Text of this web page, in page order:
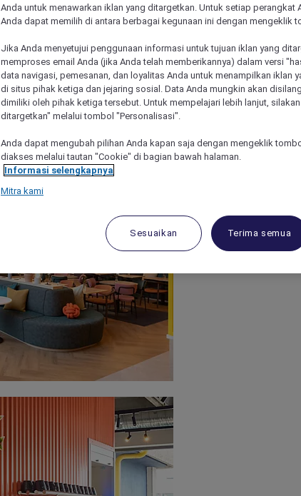
Anda untuk menawarkan iklan yang ditargetkan. Untuk setiap perangkat
Anda dapat memilih di antara berbagai kegunaan ini dengan mengeklik
Jika Anda menyetujui penggunaan informasi untuk tujuan iklan yang
memproses email Anda (jika Anda telah memberikannya) dalam versi
data navigasi, pemesanan, dan loyalitas Anda untuk menampilkan iklan
di situs pihak ketiga dan jejaring sosial. Data Anda mungkin akan
dimiliki oleh pihak ketiga tersebut. Untuk mempelajari lebih lanjut,
ditargetkan" melalui tombol "Personalisasi".
Anda dapat mengubah pilihan Anda kapan saja dengan mengeklik
diakses melalui tautan "Cookie" di bagian bawah halaman.
Informasi selengkapnya
Mitra kami
Sesuaikan Terima semua